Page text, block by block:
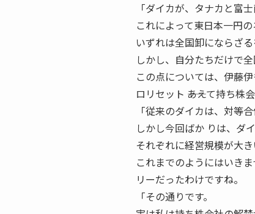
「ダイカが、タナカと富
これによって東日本一円
いずれは全国卸にならざ
しかし、自分たちだけで
この点については、伊藤
ロリセット ――あえて持ち株
「従来のダイカは、対等
しかし今回ばか りは、ダ
それぞれに経営規模が大
これまでのようにはいき
リーだったわけですね。
「その通りです。